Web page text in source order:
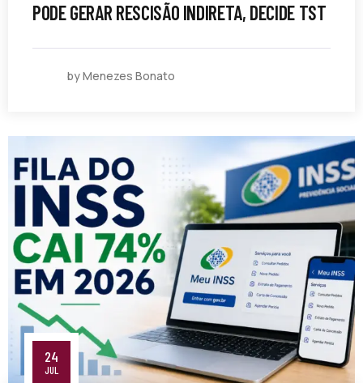
PODE GERAR RESCISÃO INDIRETA, DECIDE TST
by Menezes Bonato
24
JUL